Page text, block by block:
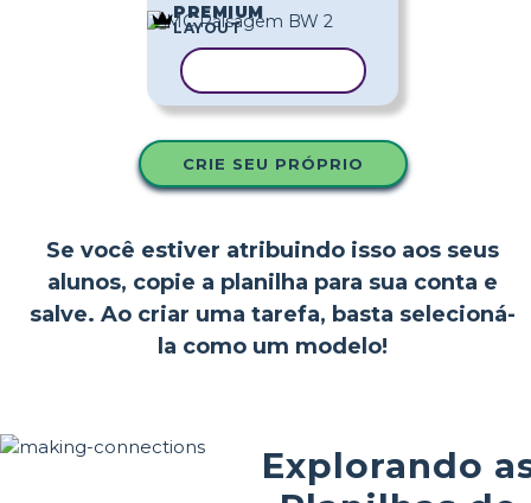
PREMIUM
LAYOUT
CRIE SEU PRÓPRIO
Se você estiver atribuindo isso aos seus
alunos, copie a planilha para sua conta e
salve. Ao criar uma tarefa, basta selecioná-
la como um modelo!
Explorando